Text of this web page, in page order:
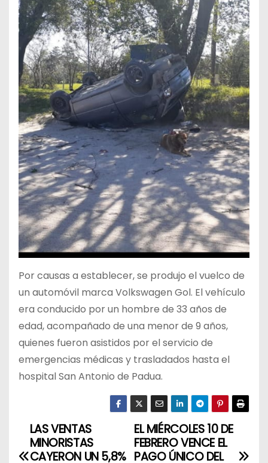
Por causas a establecer, se produjo el vuelco de
un automóvil marca Volkswagen Gol. El vehículo
era conducido por un hombre de 33 años de
edad, acompañado de una menor de 9 años,
quienes fueron asistidos por el servicio de
emergencias médicas y trasladados hasta el
hospital San Antonio de Padua.
N
EL MIÉRCOLES 10 DE
FEBRERO VENCE EL
PAGO ÚNICO DEL
LAS VENTAS
MINORISTAS
CAYERON UN 5,8%